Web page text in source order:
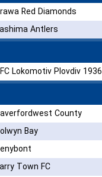
Red Diamonds
Antlers
Lokomotiv Plovdiv 1936
County
Bay
Town FC